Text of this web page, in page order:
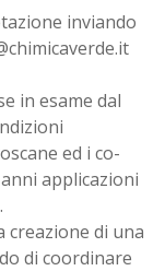
inviando
in esame dal
ed i co-
applicazioni
creazione di una
di coordinare